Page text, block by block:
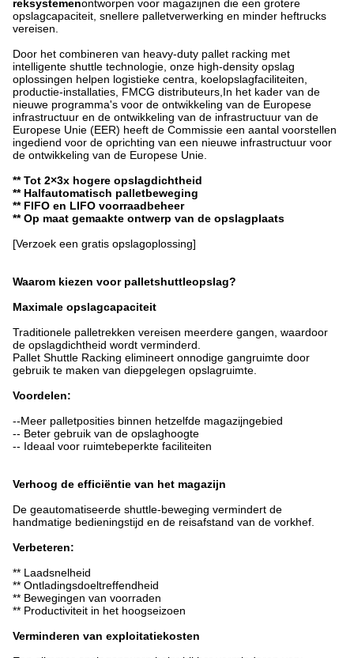
reksystemenontworpen voor magazijnen die een grotere
opslagcapaciteit, snellere palletverwerking en minder heftrucks
vereisen.
Door het combineren van heavy-duty pallet racking met
intelligente shuttle technologie, onze high-density opslag
oplossingen helpen logistieke centra, koelopslagfaciliteiten,
productie-installaties, FMCG distributeurs,In het kader van de
nieuwe programma's voor de ontwikkeling van de Europese
infrastructuur en de ontwikkeling van de infrastructuur van de
Europese Unie (EER) heeft de Commissie een aantal voorstellen
ingediend voor de oprichting van een nieuwe infrastructuur voor
de ontwikkeling van de Europese Unie.
** Tot 2×3x hogere opslagdichtheid
** Halfautomatisch palletbeweging
** FIFO en LIFO voorraadbeheer
** Op maat gemaakte ontwerp van de opslagplaats
[Verzoek een gratis opslagoplossing]
Waarom kiezen voor palletshuttleopslag?
Maximale opslagcapaciteit
Traditionele palletrekken vereisen meerdere gangen, waardoor
de opslagdichtheid wordt verminderd.
Pallet Shuttle Racking elimineert onnodige gangruimte door
gebruik te maken van diepgelegen opslagruimte.
Voordelen:
--Meer palletposities binnen hetzelfde magazijngebied
-- Beter gebruik van de opslaghoogte
-- Ideaal voor ruimtebeperkte faciliteiten
Verhoog de efficiëntie van het magazijn
De geautomatiseerde shuttle-beweging vermindert de
handmatige bedieningstijd en de reisafstand van de vorkhef.
Verbeteren:
** Laadsnelheid
** Ontladingsdoeltreffendheid
** Bewegingen van voorraden
** Productiviteit in het hoogseizoen
Verminderen van exploitatiekosten